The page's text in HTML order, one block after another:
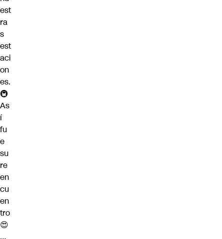
est
ra
s
est
aci
on
es.
🚇
As
í
fu
e
su
re
en
cu
en
tro
😍